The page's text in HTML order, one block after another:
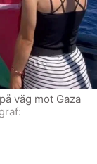
väg mot Gaza